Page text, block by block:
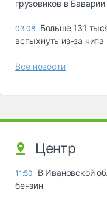
грузовиков в Баварии
03.08 Больше 131
вспыхнуть из-за чипа
Все новости
Центр
11:50
В Ивановской
бензин